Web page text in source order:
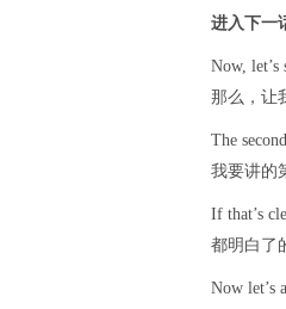
进入下一
Now, let’s
那么，让
The
我要讲的
If that’s
都明白了
Now let’s